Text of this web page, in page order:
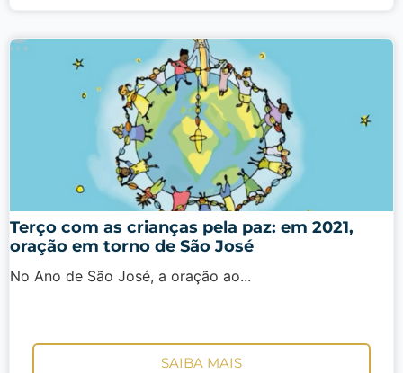
Terço com as crianças pela paz: em 2021,
oração em torno de São José
No Ano de São José, a oração ao...
SAIBA MAIS